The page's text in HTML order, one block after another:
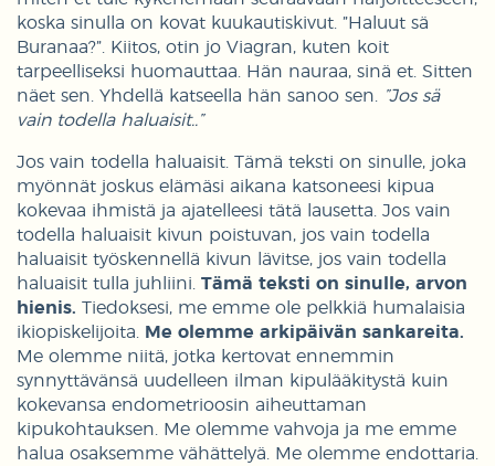
koska sinulla on kovat kuukautiskivut. ”Haluut sä
Buranaa?”. Kiitos, otin jo Viagran, kuten koit
tarpeelliseksi huomauttaa. Hän nauraa, sinä et. Sitten
näet sen. Yhdellä katseella hän sanoo sen.
”Jos sä
vain todella haluaisit..”
Jos vain todella haluaisit. Tämä teksti on sinulle, joka
myönnät joskus elämäsi aikana katsoneesi kipua
kokevaa ihmistä ja ajatelleesi tätä lausetta. Jos vain
todella haluaisit kivun poistuvan, jos vain todella
haluaisit työskennellä kivun lävitse, jos vain todella
haluaisit tulla juhliini. Tämä teksti on sinulle, arvon
hienis. Tiedoksesi, me emme ole pelkkiä humalaisia
ikiopiskelijoita.
Me olemme arkipäivän sankareita.
Me olemme niitä, jotka kertovat ennemmin
synnyttävänsä uudelleen ilman kipulääkitystä kuin
kokevansa endometrioosin aiheuttaman
kipukohtauksen. Me olemme vahvoja ja me emme
halua osaksemme vähättelyä. Me olemme endottaria.